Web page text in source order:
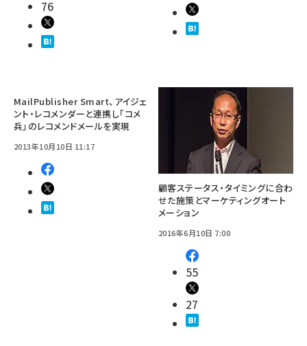
76
MailPublisher Smart、アイジェ
ント・レコメンダーと連携し「コメ
兵」のレコメンドメールを実現
2013年10月10日 11:17
顧客ステータス・タイミングに合わ
せた施策とマーケティングオート
メーション
2016年6月10日 7:00
55
27